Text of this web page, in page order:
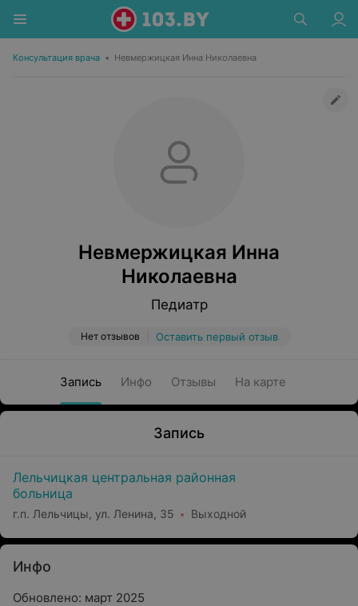
Консультация врача • Невмержицкая Инна Николаевна
Невмержицкая Инна
Николаевна
Педиатр
Нет отзывов Оставить первый отзыв
Запись Инфо Отзывы На карте
Запись
Лельчицкая центральная районная
больница
г.п. Лельчицы, ул. Ленина, 35 Выходной
Инфо
Обновлено: март 2025